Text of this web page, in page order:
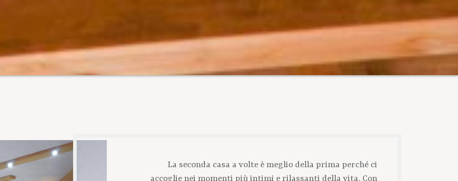
La seconda casa a volte è meglio della prima perché ci
accoglie nei momenti più intimi e rilassanti della vita. Con